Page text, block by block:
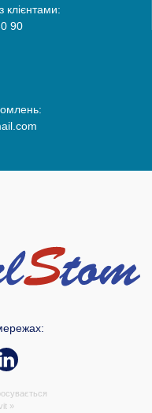
клієнтами:
90
»